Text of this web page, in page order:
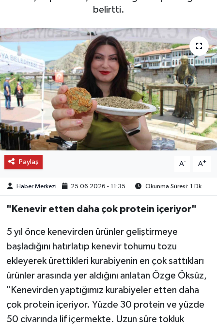
belirtti.
Paylaş A- A+
Haber Merkezi 25.06.2026 - 11:35 Okunma Süresi: 1 Dk
"Kenevir etten daha çok protein içeriyor"
5 yıl önce kenevirden ürünler geliştirmeye
başladığını hatırlatıp kenevir tohumu tozu
ekleyerek ürettikleri kurabiyenin en çok sattıkları
ürünler arasında yer aldığını anlatan Özge Öksüz,
"Kenevirden yaptığımız kurabiyeler etten daha
çok protein içeriyor. Yüzde 30 protein ve yüzde
50 civarında lif içermekte. Uzun süre tokluk
SAĞLIK
SON DAKİKA
SPOR
FİNANS